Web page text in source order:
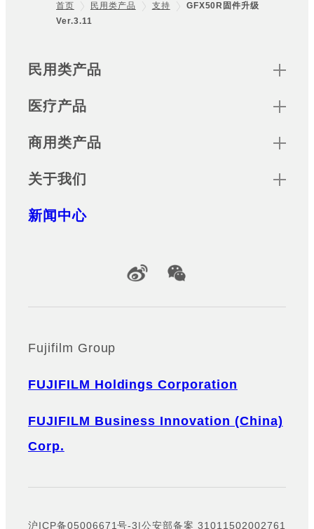
Footer
首页 民用类产品 支持
GFX50R固件升级
Ver.3.11
Sitemap
民用类产品
医疗产品
商用类产品
关于我们
新闻中心
Official Social Media Accounts
Fujifilm Group
FUJIFILM Holdings Corporation
FUJIFILM Business Innovation (China)
Corp.
沪ICP备05006671号-3|公安部备案 31011502002761